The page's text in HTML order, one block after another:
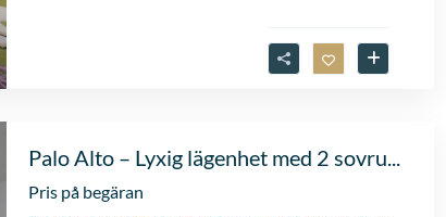
Palo Alto – Lyxig lägenhet med 2 sovru...
Pris på begäran